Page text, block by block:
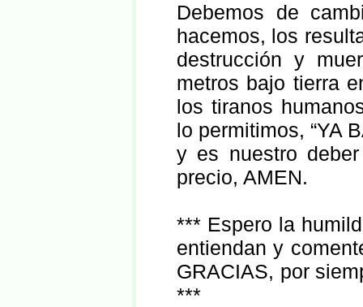
Debemos de
hacemos, los
destrucción y
metros bajo tierra
los tiranos
lo permitimos, “YA
y es nuestro
precio, AMEN.
*** Espero la
entiendan y
GRACIAS, por
***